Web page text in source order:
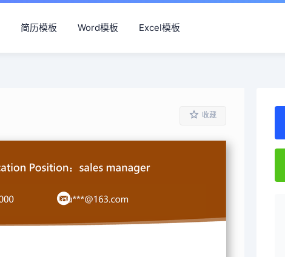
简历模板 Word模板 Excel模板
收藏